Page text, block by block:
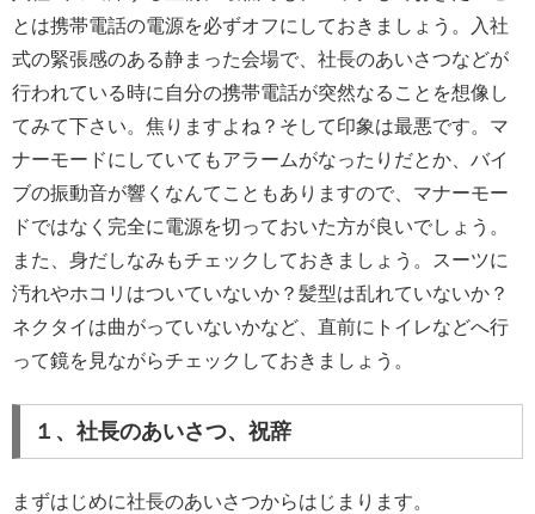
とは携帯電話の電源を必ずオフにしておきましょう。入社
式の緊張感のある静まった会場で、社長のあいさつなどが
行われている時に自分の携帯電話が突然なることを想像し
てみて下さい。焦りますよね？そして印象は最悪です。マ
ナーモードにしていてもアラームがなったりだとか、バイ
ブの振動音が響くなんてこともありますので、マナーモー
ドではなく完全に電源を切っておいた方が良いでしょう。
また、身だしなみもチェックしておきましょう。スーツに
汚れやホコリはついていないか？髪型は乱れていないか？
ネクタイは曲がっていないかなど、直前にトイレなどへ行
って鏡を見ながらチェックしておきましょう。
１、社長のあいさつ、祝辞
まずはじめに社長のあいさつからはじまります。